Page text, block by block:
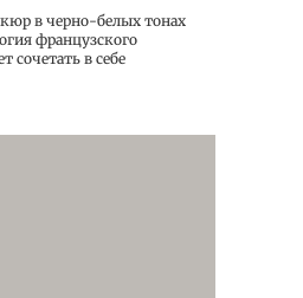
в черно-белых тонах
французского
сочетать в себе